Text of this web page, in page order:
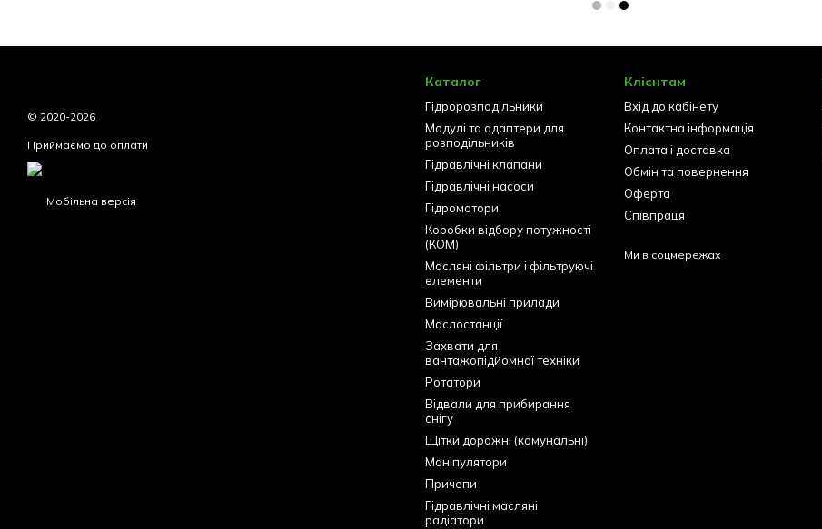
© 2020-2026
Приймаємо до оплати
Мобільна версія
Каталог
Гідророзподільники
Модулі та адаптери для
розподільників
Гідравлічні клапани
Гідравлічні насоси
Гідромотори
Коробки відбору потужності
(КОМ)
Масляні фільтри і фільтруючі
елементи
Вимірювальні прилади
Маслостанції
Захвати для
вантажопідйомної техніки
Ротатори
Відвали для прибирання
снігу
Щітки дорожні (комунальні)
Маніпулятори
Причепи
Гідравлічні масляні
радіатори
Клієнтам
Вхід до кабінету
Контактна інформація
Оплата і доставка
Обмін та повернення
Оферта
Співпраця
Ми в соцмережах